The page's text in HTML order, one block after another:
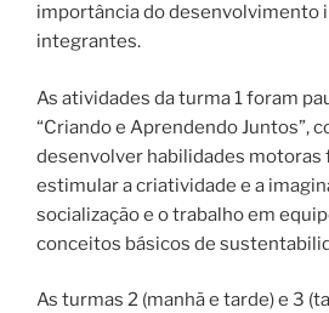
importância do desenvolvimento
integrantes.
As atividades da turma 1 foram
“Criando e Aprendendo Juntos”,
desenvolver habilidades motoras
estimular a criatividade e a
socialização e o trabalho em
conceitos básicos de
As turmas 2 (manhã e tarde) e 3